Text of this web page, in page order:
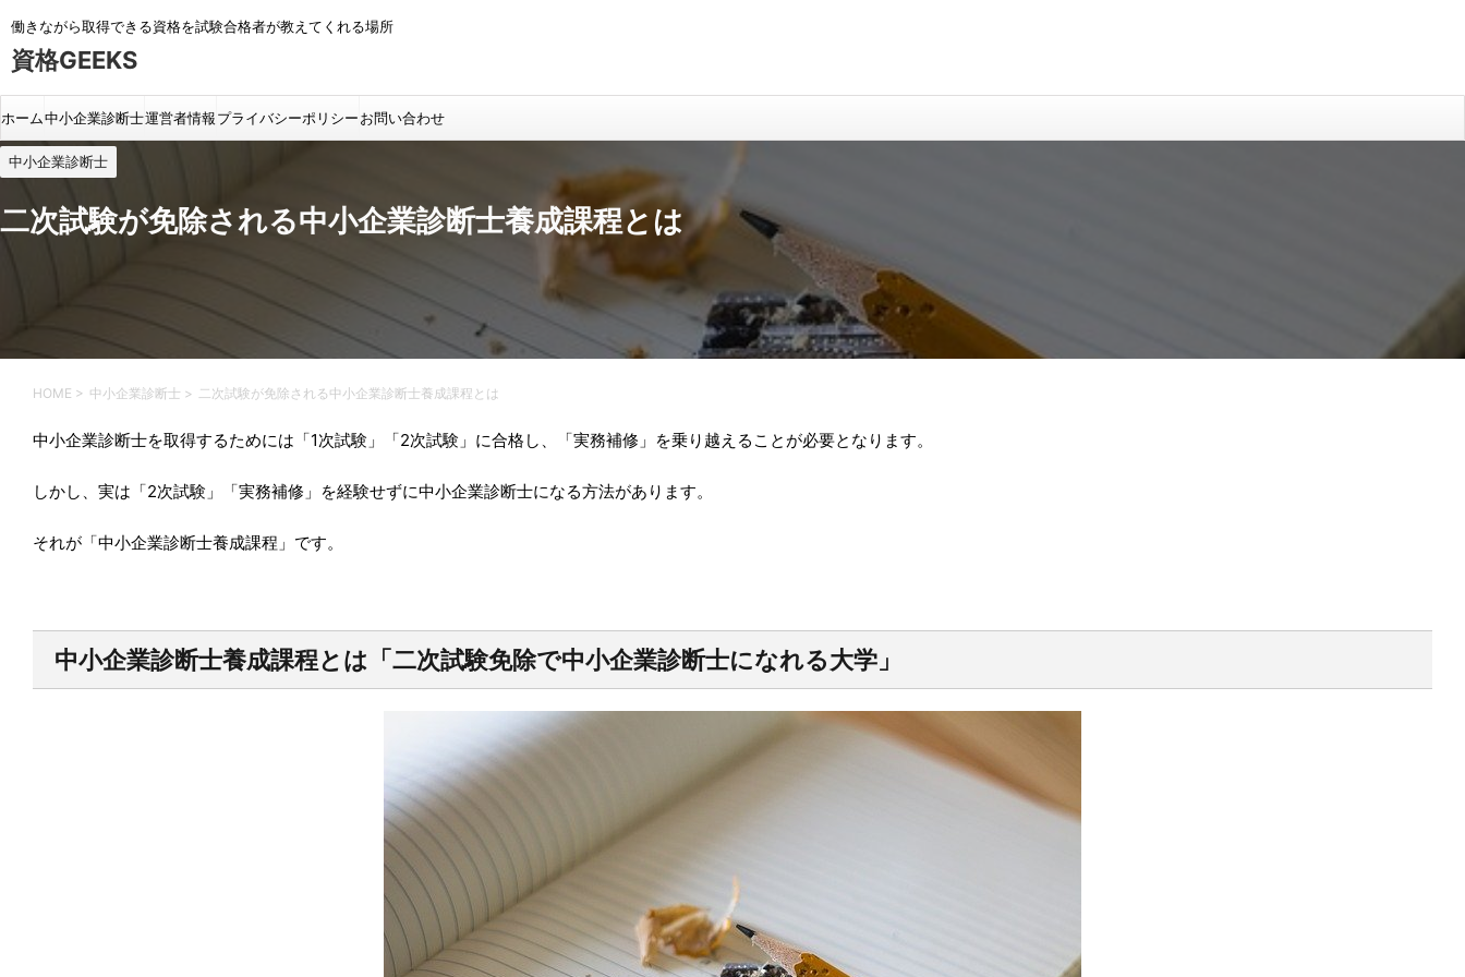
働きながら取得できる資格を試験合格者が教えてくれる場所
資格GEEKS
ホーム中小企業診断士運営者情報プライバシーポリシーお問い合わせ
中小企業診断士
二次試験が免除される中小企業診断士養成課程とは
HOME > 中小企業診断士 > 二次試験が免除される中小企業診断士養成課程とは
中小企業診断士を取得するためには「1次試験」「2次試験」に合格し、「実務補修」を乗り越えることが必要となります。
しかし、実は「2次試験」「実務補修」を経験せずに中小企業診断士になる方法があります。
それが「中小企業診断士養成課程」です。
中小企業診断士養成課程とは「二次試験免除で中小企業診断士になれる大学」